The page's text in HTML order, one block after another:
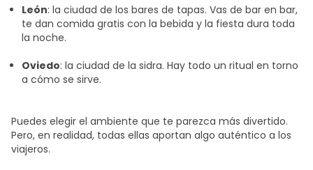
León: la ciudad de los bares de tapas. Vas de bar en bar,
te dan comida gratis con la bebida y la fiesta dura toda
la noche.
Oviedo: la ciudad de la sidra. Hay todo un ritual en torno
a cómo se sirve.
Puedes elegir el ambiente que te parezca más divertido.
Pero, en realidad, todas ellas aportan algo auténtico a los
viajeros.